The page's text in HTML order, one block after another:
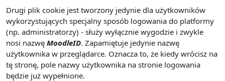
Drugi plik cookie jest tworzony jedynie dla użytkowników
wykorzystujących specjalny sposób logowania do platformy
(np. administratorzy) - służy wyłącznie wygodzie i zwykle
nosi nazwę MoodleID. Zapamiętuje jedynie nazwę
użytkownika w przeglądarce. Oznacza to, że kiedy wrócisz na
tę stronę, pole nazwy użytkownika na stronie logowania
będzie już wypełnione.